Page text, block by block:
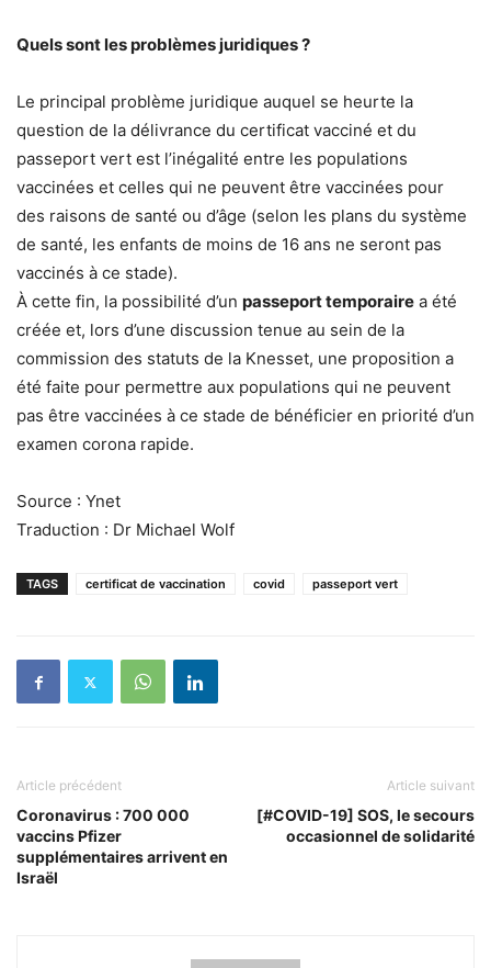
Quels sont les problèmes juridiques ?
Le principal problème juridique auquel se heurte la
question de la délivrance du certificat vacciné et du
passeport vert est l’inégalité entre les populations
vaccinées et celles qui ne peuvent être vaccinées pour
des raisons de santé ou d’âge (selon les plans du système
de santé, les enfants de moins de 16 ans ne seront pas
vaccinés à ce stade).
À cette fin, la possibilité d’un passeport temporaire a été
créée et, lors d’une discussion tenue au sein de la
commission des statuts de la Knesset, une proposition a
été faite pour permettre aux populations qui ne peuvent
pas être vaccinées à ce stade de bénéficier en priorité d’un
examen corona rapide.
Source : Ynet
Traduction : Dr Michael Wolf
TAGS certificat de vaccination covid passeport vert
Article précédent
Coronavirus : 700 000
vaccins Pfizer
supplémentaires arrivent en
Israël
Article suivant
[#COVID-19] SOS, le secours
occasionnel de solidarité